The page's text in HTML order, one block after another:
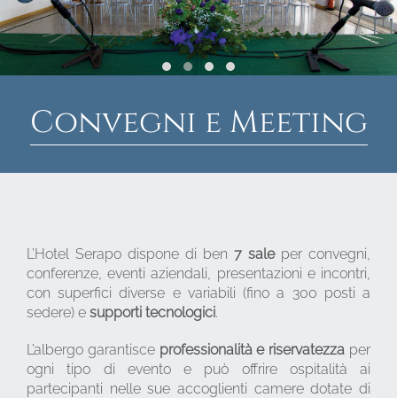
Convegni e Meeting
L’Hotel Serapo dispone di ben 7 saleper convegni,
conferenze, eventi aziendali, presentazioni e incontri,
con superfici diverse e variabili (fino a 300 posti a
sedere) e supporti tecnologici.
L’albergo garantisce professionalità e riservatezza per
ogni tipo di evento e può offrire ospitalità ai
partecipanti nelle sue accoglienti camere dotate di